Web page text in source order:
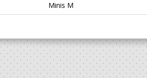
Minis M